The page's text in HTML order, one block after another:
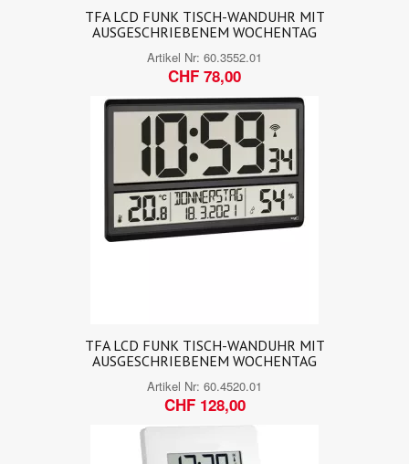
TFA LCD FUNK TISCH-WANDUHR MIT
AUSGESCHRIEBENEM WOCHENTAG
Artikel Nr: 60.3552.01
CHF 78,00
TFA LCD FUNK TISCH-WANDUHR MIT
AUSGESCHRIEBENEM WOCHENTAG
Artikel Nr: 60.4520.01
CHF 128,00